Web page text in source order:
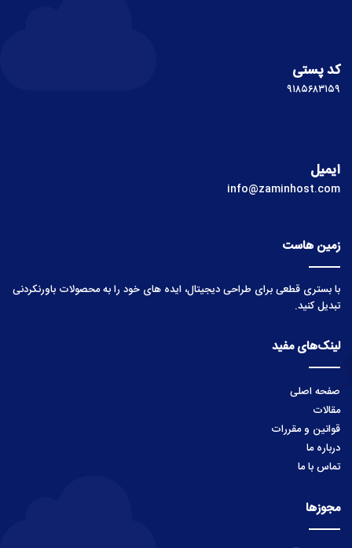
کد پستی
۹۱۸۵۶۸۳۱۵۹
ایمیل
info@zaminhost.com
زمین هاست
با بستری قطعی برای طراحی دیجیتال، ایده های خود را به محصولات باورنکردنی
تبدیل کنید.
لینک‌های مفید
صفحه اصلی
مقالات
قوانین و مقررات
درباره ما
تماس با ما
مجوزها